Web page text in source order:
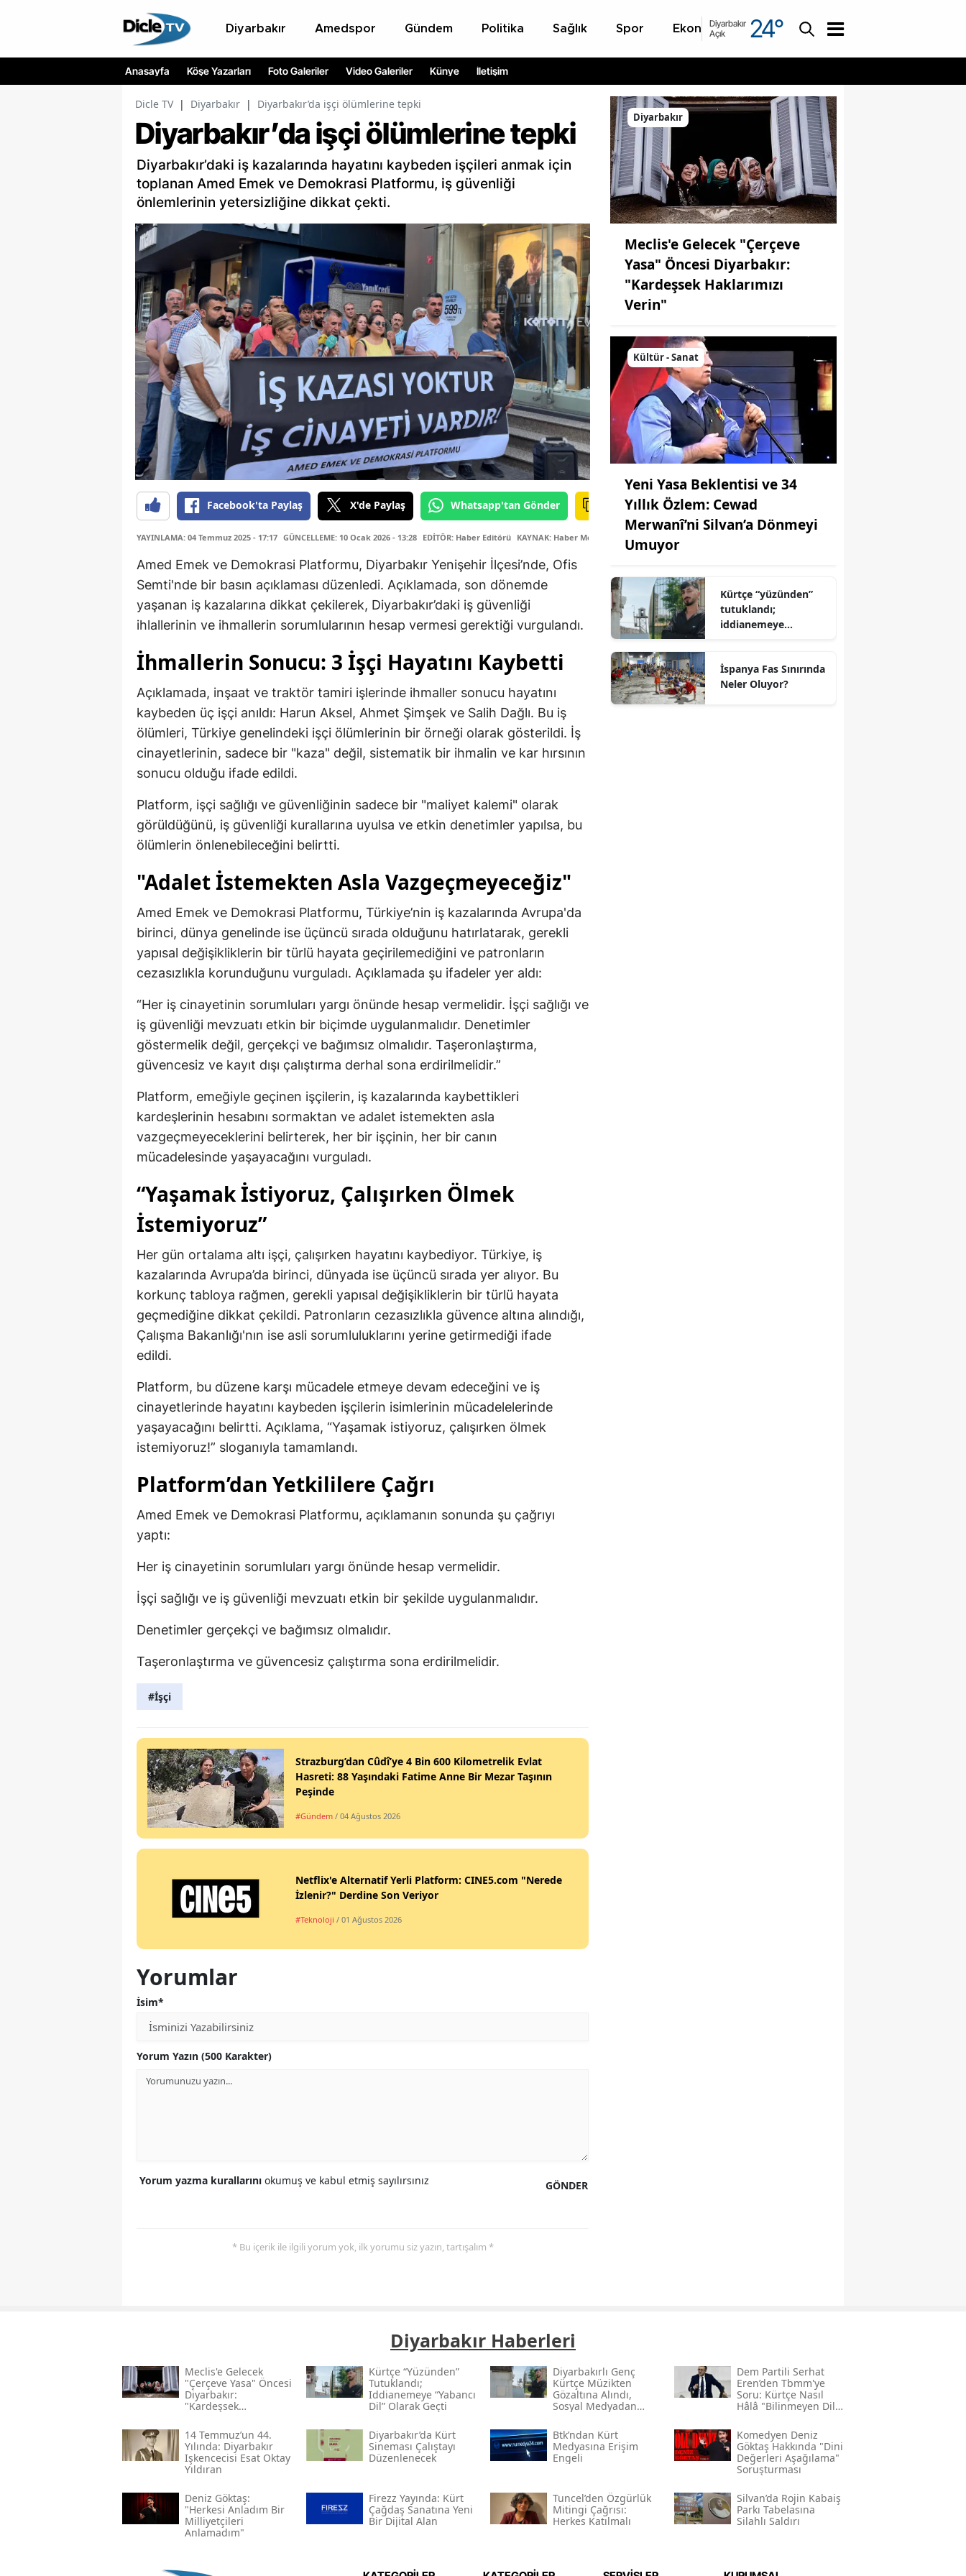
Diyarbakır Amedspor Gündem Politika Sağlık Spor Ekonomi Asayiş
Diyarbakır
Açık
24°
Anasayfa Köşe Yazarları Foto Galeriler Video Galeriler Künye İletişim
Dicle TV | Diyarbakır | Diyarbakır’da işçi ölümlerine tepki
Diyarbakır’da işçi ölümlerine tepki
Diyarbakır’daki iş kazalarında hayatını kaybeden işçileri anmak için
toplanan Amed Emek ve Demokrasi Platformu, iş güvenliği
önlemlerinin yetersizliğine dikkat çekti.
Facebook'ta Paylaş X'de Paylaş Whatsapp'tan Gönder
YAYINLAMA: 04 Temmuz 2025 - 17:17 GÜNCELLEME: 10 Ocak 2026 - 13:28 EDİTÖR: Haber Editörü KAYNAK: Haber Merkezi
Amed Emek ve Demokrasi Platformu, Diyarbakır Yenişehir İlçesi’nde, Ofis
Semti'nde bir basın açıklaması düzenledi. Açıklamada, son dönemde
yaşanan iş kazalarına dikkat çekilerek, Diyarbakır’daki iş güvenliği
ihlallerinin ve ihmallerin sorumlularının hesap vermesi gerektiği vurgulandı.
İhmallerin Sonucu: 3 İşçi Hayatını Kaybetti
Açıklamada, inşaat ve traktör tamiri işlerinde ihmaller sonucu hayatını
kaybeden üç işçi anıldı: Harun Aksel, Ahmet Şimşek ve Salih Dağlı. Bu iş
ölümleri, Türkiye genelindeki işçi ölümlerinin bir örneği olarak gösterildi. İş
cinayetlerinin, sadece bir "kaza" değil, sistematik bir ihmalin ve kar hırsının
sonucu olduğu ifade edildi.
Platform, işçi sağlığı ve güvenliğinin sadece bir "maliyet kalemi" olarak
görüldüğünü, iş güvenliği kurallarına uyulsa ve etkin denetimler yapılsa, bu
ölümlerin önlenebileceğini belirtti.
"Adalet İstemekten Asla Vazgeçmeyeceğiz"
Amed Emek ve Demokrasi Platformu, Türkiye’nin iş kazalarında Avrupa'da
birinci, dünya genelinde ise üçüncü sırada olduğunu hatırlatarak, gerekli
yapısal değişikliklerin bir türlü hayata geçirilemediğini ve patronların
cezasızlıkla korunduğunu vurguladı. Açıklamada şu ifadeler yer aldı:
“Her iş cinayetinin sorumluları yargı önünde hesap vermelidir. İşçi sağlığı ve
iş güvenliği mevzuatı etkin bir biçimde uygulanmalıdır. Denetimler
göstermelik değil, gerçekçi ve bağımsız olmalıdır. Taşeronlaştırma,
güvencesiz ve kayıt dışı çalıştırma derhal sona erdirilmelidir.”
Platform, emeğiyle geçinen işçilerin, iş kazalarında kaybettikleri
kardeşlerinin hesabını sormaktan ve adalet istemekten asla
vazgeçmeyeceklerini belirterek, her bir işçinin, her bir canın
mücadelesinde yaşayacağını vurguladı.
“Yaşamak İstiyoruz, Çalışırken Ölmek
İstemiyoruz”
Her gün ortalama altı işçi, çalışırken hayatını kaybediyor. Türkiye, iş
kazalarında Avrupa’da birinci, dünyada ise üçüncü sırada yer alıyor. Bu
korkunç tabloya rağmen, gerekli yapısal değişikliklerin bir türlü hayata
geçmediğine dikkat çekildi. Patronların cezasızlıkla güvence altına alındığı,
Çalışma Bakanlığı'nın ise asli sorumluluklarını yerine getirmediği ifade
edildi.
Platform, bu düzene karşı mücadele etmeye devam edeceğini ve iş
cinayetlerinde hayatını kaybeden işçilerin isimlerinin mücadelelerinde
yaşayacağını belirtti. Açıklama, “Yaşamak istiyoruz, çalışırken ölmek
istemiyoruz!” sloganıyla tamamlandı.
Platform’dan Yetkililere Çağrı
Amed Emek ve Demokrasi Platformu, açıklamanın sonunda şu çağrıyı
yaptı:
Her iş cinayetinin sorumluları yargı önünde hesap vermelidir.
İşçi sağlığı ve iş güvenliği mevzuatı etkin bir şekilde uygulanmalıdır.
Denetimler gerçekçi ve bağımsız olmalıdır.
Taşeronlaştırma ve güvencesiz çalıştırma sona erdirilmelidir.
#İşçi
Strazburg’dan Cûdî’ye 4 Bin 600 Kilometrelik Evlat
Hasreti: 88 Yaşındaki Fatime Anne Bir Mezar Taşının
Peşinde
#Gündem / 04 Ağustos 2026
Netflix'e Alternatif Yerli Platform: CINE5.com "Nerede
İzlenir?" Derdine Son Veriyor
#Teknoloji / 01 Ağustos 2026
Yorumlar
İsim*
Yorum Yazın (500 Karakter)
GÖNDER
Yorum yazma kurallarını okumuş ve kabul etmiş sayılırsınız
* Bu içerik ile ilgili yorum yok, ilk yorumu siz yazın, tartışalım *
Diyarbakır
Meclis'e Gelecek "Çerçeve
Yasa" Öncesi Diyarbakır:
"Kardeşsek Haklarımızı
Verin"
Kültür - Sanat
Yeni Yasa Beklentisi ve 34
Yıllık Özlem: Cewad
Merwanî’ni Silvan’a Dönmeyi
Umuyor
Kürtçe “yüzünden”
tutuklandı;
iddianemeye
İspanya Fas Sınırında
Neler Oluyor?
Diyarbakır Haberleri
Meclis'e Gelecek
"çerçeve Yasa" Öncesi
Diyarbakır:
"kardeşsek
Kürtçe “yüzünden”
Tutuklandı;
Iddianemeye “yabancı
Dil” Olarak Geçti
Diyarbakırlı Genç
Kürtçe Müzikten
Gözaltına Alındı,
Sosyal Medyadan
Dem Partili Serhat
Eren’den Tbmm'ye
Soru: Kürtçe Nasıl
Hâlâ "bilinmeyen Dil"
Gerekçesi Nedir?"
14 Temmuz’un 44.
Yılında: Diyarbakır
Işkencecisi Esat Oktay
Yıldıran
Diyarbakır’da Kürt
Sineması Çalıştayı
Düzenlenecek
Btk’ndan Kürt
Medyasına Erişim
Engeli
Komedyen Deniz
Göktaş Hakkında "dini
Değerleri Aşağılama"
Soruşturması
Deniz Göktaş:
"herkesi Anladım Bir
Milliyetçileri
Anlamadım"
Firezz Yayında: Kürt
Çağdaş Sanatına Yeni
Bir Dijital Alan
Tuncel’den Özgürlük
Mitingi Çağrısı:
Herkes Katılmalı
Silvan’da Rojin Kabaiş
Parkı Tabelasına
Silahlı Saldırı